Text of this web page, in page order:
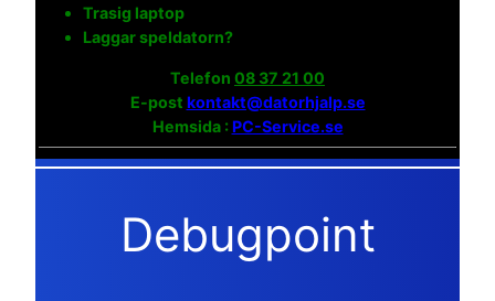
Trasig laptop
Laggar speldatorn?
Telefon 08 37 21 00
E-post kontakt@datorhjalp.se
Hemsida :PC-Service.se
Debugpoint